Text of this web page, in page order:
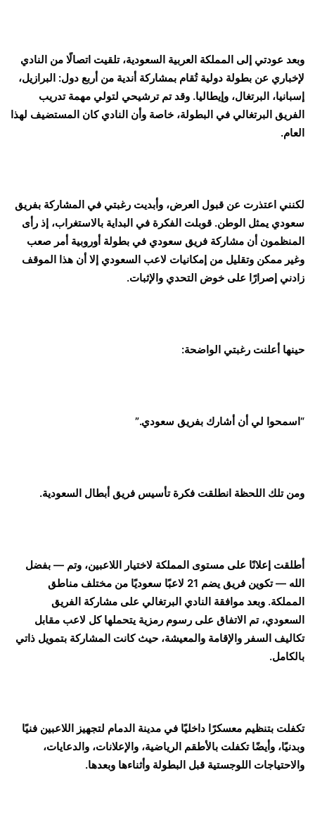
وبعد عودتي إلى المملكة العربية السعودية، تلقيت اتصالًا من النادي
لإخباري عن بطولة دولية تُقام بمشاركة أندية من أربع دول: البرازيل،
إسبانيا، البرتغال، وإيطاليا. وقد تم ترشيحي لتولي مهمة تدريب
الفريق البرتغالي في البطولة، خاصة وأن النادي كان المستضيف لهذا
العام.
لكنني اعتذرت عن قبول العرض، وأبديت رغبتي في المشاركة بفريق
سعودي يمثل الوطن. قوبلت الفكرة في البداية بالاستغراب، إذ رأى
المنظمون أن مشاركة فريق سعودي في بطولة أوروبية أمر صعب
وغير ممكن وتقليل من إمكانيات لاعب السعودي إلا أن هذا الموقف
زادني إصرارًا على خوض التحدي والإثبات.
حينها أعلنت رغبتي الواضحة:
“اسمحوا لي أن أشارك بفريق سعودي.”
ومن تلك اللحظة انطلقت فكرة تأسيس فريق أبطال السعودية.
أطلقت إعلانًا على مستوى المملكة لاختيار اللاعبين، وتم — بفضل
الله — تكوين فريق يضم 21 لاعبًا سعوديًا من مختلف مناطق
المملكة. وبعد موافقة النادي البرتغالي على مشاركة الفريق
السعودي، تم الاتفاق على رسوم رمزية يتحملها كل لاعب مقابل
تكاليف السفر والإقامة والمعيشة، حيث كانت المشاركة بتمويل ذاتي
بالكامل.
تكفلت بتنظيم معسكرًا داخليًا في مدينة الدمام لتجهيز اللاعبين فنيًا
وبدنيًا، وأيضًا تكفلت بالأطقم الرياضية، والإعلانات، والدعايات،
والاحتياجات اللوجستية قبل البطولة وأثناءها وبعدها.